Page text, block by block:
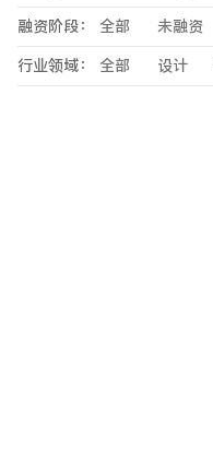
融资阶段： 全部 未融资
行业领域： 全部 设计